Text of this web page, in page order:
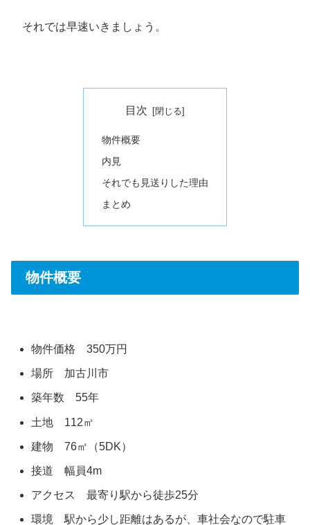
それでは早速いきましょう。
目次
物件概要
内見
それでも見送りした理由
まとめ
物件概要
物件価格 350万円
場所 加古川市
築年数 55年
土地 112㎡
建物 76㎡（5DK）
接道 幅員4m
アクセス 最寄り駅から徒歩25分
環境 駅から少し距離はあるが、車社会なので駐車